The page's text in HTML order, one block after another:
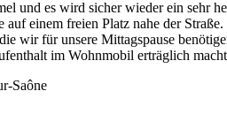
und es wird sicher wieder ein
einem freien Platz nahe der
wir für unsere Mittagspause
im Wohnmobil erträglich
Saône